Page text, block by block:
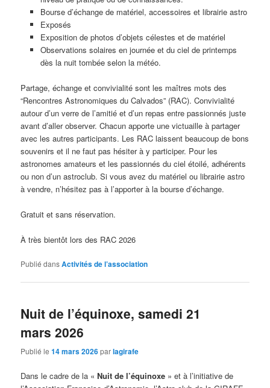
Bourse d’échange de matériel, accessoires et librairie astro
Exposés
Exposition de photos d’objets célestes et de matériel
Observations solaires en journée et du ciel de printemps
dès la nuit tombée selon la météo.
Partage, échange et convivialité sont les maîtres mots des
“Rencontres Astronomiques du Calvados” (RAC). Convivialité
autour d’un verre de l’amitié et d’un repas entre passionnés juste
avant d’aller observer. Chacun apporte une victuaille à partager
avec les autres participants. Les RAC laissent beaucoup de bons
souvenirs et il ne faut pas hésiter à y participer. Pour les
astronomes amateurs et les passionnés du ciel étoilé, adhérents
ou non d’un astroclub. Si vous avez du matériel ou librairie astro
à vendre, n’hésitez pas à l’apporter à la bourse d’échange.
Gratuit et sans réservation.
À très bientôt lors des RAC 2026
Publié dansActivités de l’association
Nuit de l’équinoxe, samedi 21
mars 2026
Publié le14 mars 2026parlagirafe
Dans le cadre de la «Nuit de l’équinoxe » et à l’initiative de